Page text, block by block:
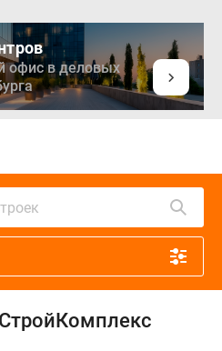
офис в деловых